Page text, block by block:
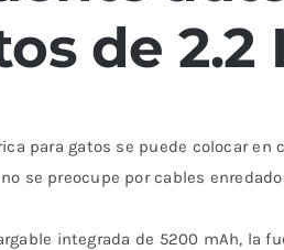
de 2.2
para gatos se puede colocar en
se preocupe por cables
integrada de 5200 mAh, la